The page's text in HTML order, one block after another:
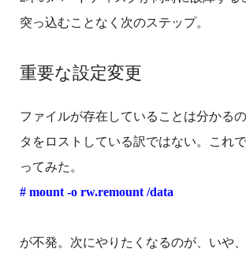
突っ込むことなく次のステップ。
重要な設定変更
ファイルが存在していることは分かる
タをロストしている訳ではない。これ
ってみた。
# mount -o rw.remount /data
が不発。次にやりたくなるのが、いや